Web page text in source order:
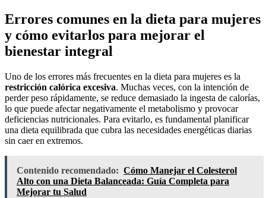
Errores comunes en la dieta para mujeres
y cómo evitarlos para mejorar el
bienestar integral
Uno de los errores más frecuentes en la dieta para mujeres es la
restricción calórica excesiva. Muchas veces, con la intención de
perder peso rápidamente, se reduce demasiado la ingesta de calorías,
lo que puede afectar negativamente el metabolismo y provocar
deficiencias nutricionales. Para evitarlo, es fundamental planificar
una dieta equilibrada que cubra las necesidades energéticas diarias
sin caer en extremos.
Contenido recomendado: Cómo Manejar el Colesterol
Alto con una Dieta Balanceada: Guía Completa para
Mejorar tu Salud